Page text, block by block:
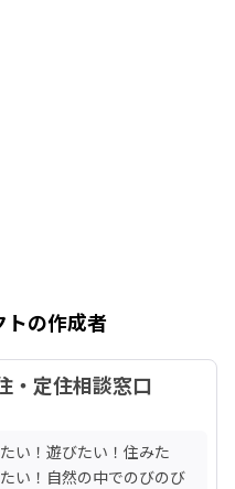
トの作成者
・定住相談窓口
い！遊びたい！住みた
い！自然の中でのびのび